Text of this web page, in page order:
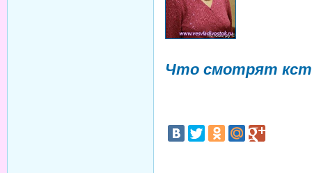
Что смотрят